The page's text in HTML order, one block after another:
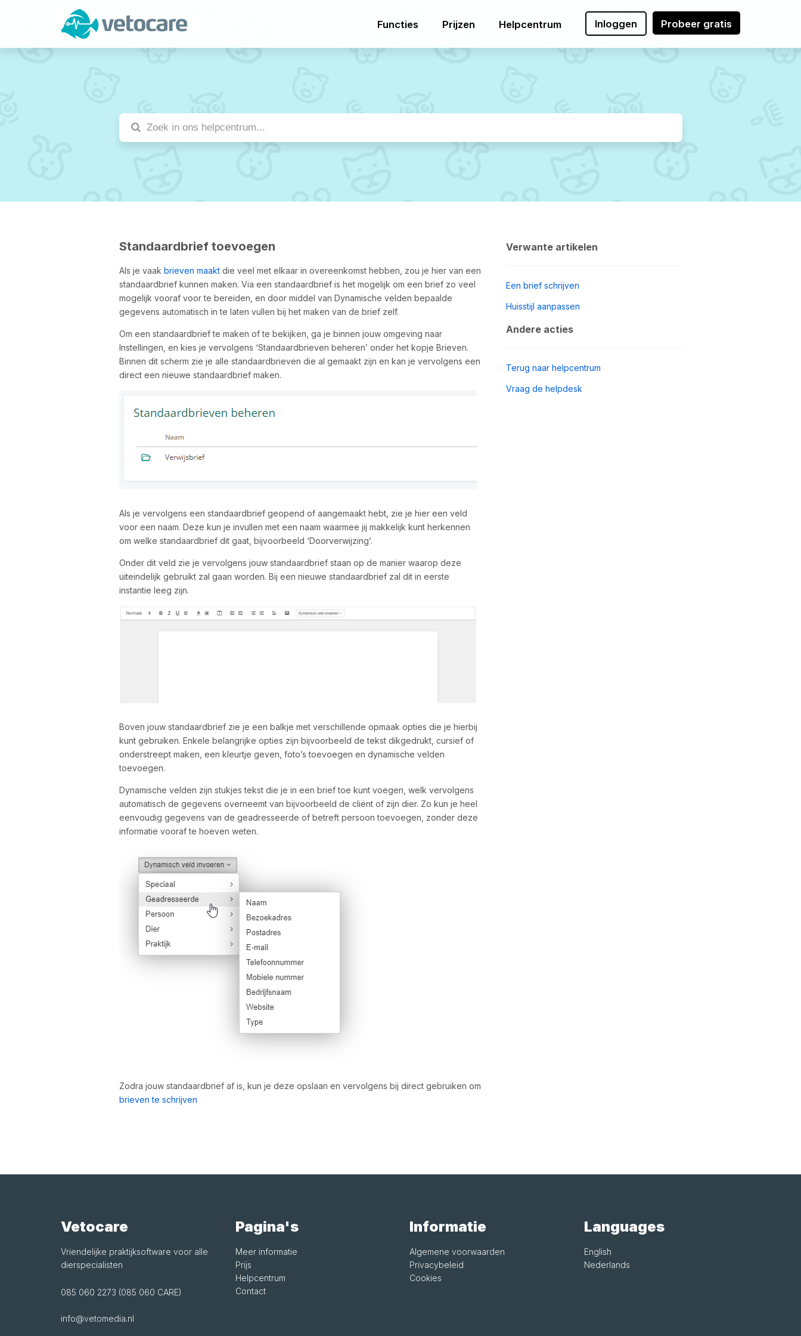
Functies Prijzen Helpcentrum Inloggen Probeer gratis
Standaardbrief toevoegen
Als je vaak brieven maaktdie veel met elkaar in overeenkomst hebben, zou je hier van een
standaardbrief kunnen maken. Via een standaardbrief is het mogelijk om een brief zo veel
mogelijk vooraf voor te bereiden, en door middel van Dynamische velden bepaalde
gegevens automatisch in te laten vullen bij het maken van de brief zelf.
Om een standaardbrief te maken of te bekijken, ga je binnen jouw omgeving naar
Instellingen, en kies je vervolgens ‘Standaardbrieven beheren’ onder het kopje Brieven.
Binnen dit scherm zie je alle standaardbrieven die al gemaakt zijn en kan je vervolgens een
direct een nieuwe standaardbrief maken.
Als je vervolgens een standaardbrief geopend of aangemaakt hebt, zie je hier een veld
voor een naam. Deze kun je invullen met een naam waarmee jij makkelijk kunt herkennen
om welke standaardbrief dit gaat, bijvoorbeeld ‘Doorverwijzing’.
Onder dit veld zie je vervolgens jouw standaardbrief staan op de manier waarop deze
uiteindelijk gebruikt zal gaan worden. Bij een nieuwe standaardbrief zal dit in eerste
instantie leeg zijn.
Boven jouw standaardbrief zie je een balkje met verschillende opmaak opties die je hierbij
kunt gebruiken. Enkele belangrijke opties zijn bijvoorbeeld de tekst dikgedrukt, cursief of
onderstreept maken, een kleurtje geven, foto’s toevoegen en dynamische velden
toevoegen.
Dynamische velden zijn stukjes tekst die je in een brief toe kunt voegen, welk vervolgens
automatisch de gegevens overneemt van bijvoorbeeld de cliënt of zijn dier. Zo kun je heel
eenvoudig gegevens van de geadresseerde of betreft persoon toevoegen, zonder deze
informatie vooraf te hoeven weten.
Zodra jouw standaardbrief af is, kun je deze opslaan en vervolgens bij direct gebruiken om
brieven te schrijven
Verwante artikelen
Een brief schrijven
Huisstijl aanpassen
Andere acties
Terug naar helpcentrum
Vraag de helpdesk
Vetocare
Vriendelijke praktijksoftware voor alle
dierspecialisten
085 060 2273 (085 060 CARE)
info@vetomedia.nl
Pagina's
Meer informatie
Prijs
Helpcentrum
Contact
Informatie
Algemene voorwaarden
Privacybeleid
Cookies
Languages
English
Nederlands